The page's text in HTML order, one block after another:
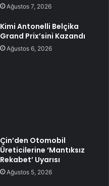
Ağustos 7, 2026
Kimi Antonelli Belçika
Grand Prix’sini Kazandı
Ağustos 6, 2026
Çin’den Otomobil
Üreticilerine ‘Mantıksız
Rekabet’ Uyarısı
Ağustos 5, 2026